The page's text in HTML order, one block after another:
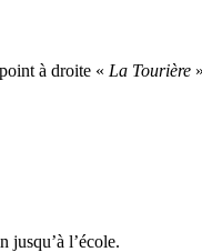
à droite « La Tourière »
jusqu’à l’école.